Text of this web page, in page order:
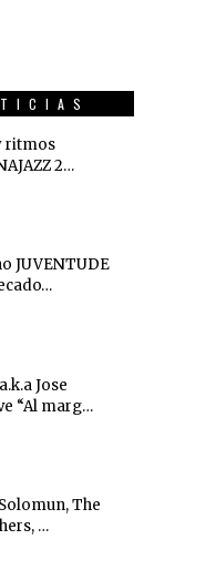
ritmos
2…
JUVENTUDE
Jose
“Al marg…
The
…